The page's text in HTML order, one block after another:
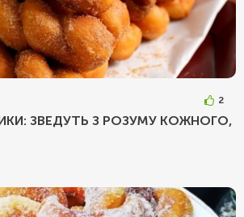
2
ЗВЕДУТЬ З РОЗУМУ КОЖНОГО,